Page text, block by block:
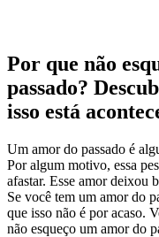
Por que não
passado?
isso está
Um amor do passado é
Por algum motivo, essa
afastar. Esse amor deixou
Se você tem um amor do
que isso não é por acaso.
não esqueço um amor do